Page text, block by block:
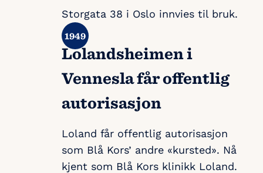
Storgata 38 i Oslo innvies til bruk.
Lolandsheimen i
Vennesla får offentlig
autorisasjon
Loland får offentlig autorisasjon
som Blå Kors’ andre «kursted». Nå
kjent som Blå Kors klinikk Loland.